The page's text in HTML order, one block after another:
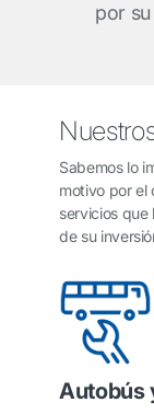
por
Sabemos lo
motivo por el
servicios que
de su
Autobús